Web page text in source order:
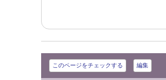
このページをチェックする 編集